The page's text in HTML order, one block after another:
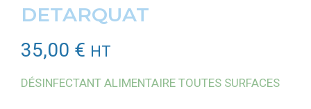
DETARQUAT
35,00 € HT
DÉSINFECTANT ALIMENTAIRE TOUTES SURFACES